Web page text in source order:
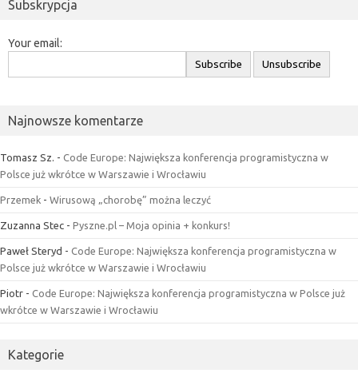
Subskrypcja
Your email:
Najnowsze komentarze
Tomasz Sz. - Code Europe: Największa konferencja programistyczna w
Polsce już wkrótce w Warszawie i Wrocławiu
Przemek - Wirusową „chorobę” można leczyć
Zuzanna Stec - Pyszne.pl – Moja opinia + konkurs!
Paweł Steryd - Code Europe: Największa konferencja programistyczna w
Polsce już wkrótce w Warszawie i Wrocławiu
Piotr - Code Europe: Największa konferencja programistyczna w Polsce już
wkrótce w Warszawie i Wrocławiu
Kategorie